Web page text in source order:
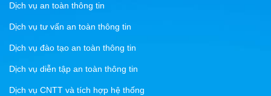
Dịch vụ an toàn thông tin
Dịch vụ tư vấn an toàn thông tin
Dịch vụ đào tạo an toàn thông tin
Dịch vụ diễn tập an toàn thông tin
Dịch vụ CNTT và tích hợp hệ thống